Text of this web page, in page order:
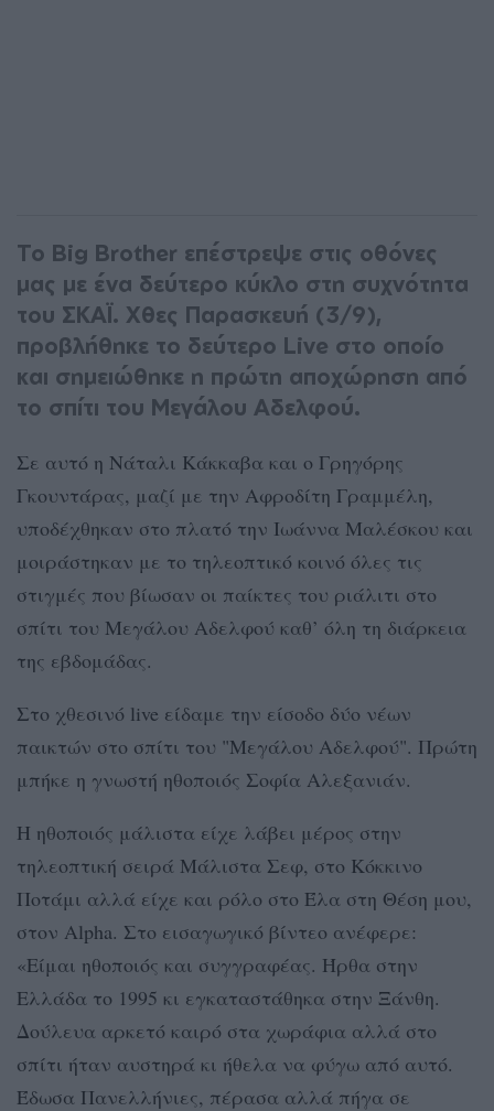
Το Big Brother επέστρεψε στις οθόνες
μας με ένα δεύτερο κύκλο στη συχνότητα
του ΣΚΑΪ. Xθες Παρασκευή (3/9),
προβλήθηκε το δεύτερο Live στο οποίο
και σημειώθηκε η πρώτη αποχώρηση από
το σπίτι του Μεγάλου Αδελφού.
Σε αυτό η Νάταλι Κάκκαβα και ο Γρηγόρης
Γκουντάρας, μαζί με την Αφροδίτη Γραμμέλη,
υποδέχθηκαν στο πλατό την Ιωάννα Μαλέσκου και
μοιράστηκαν με το τηλεοπτικό κοινό όλες τις
στιγμές που βίωσαν οι παίκτες του ριάλιτι στο
σπίτι του Μεγάλου Αδελφού καθ’ όλη τη διάρκεια
της εβδομάδας.
Στο χθεσινό live είδαμε την είσοδο δύο νέων
παικτών στο σπίτι του "Μεγάλου Αδελφού". Πρώτη
μπήκε η γνωστή ηθοποιός Σοφία Αλεξανιάν.
Η ηθοποιός μάλιστα είχε λάβει μέρος στην
τηλεοπτική σειρά Μάλιστα Σεφ, στο Κόκκινο
Ποτάμι αλλά είχε και ρόλο στο Έλα στη Θέση μου,
στον Alpha. Στο εισαγωγικό βίντεο ανέφερε:
«Είμαι ηθοποιός και συγγραφέας. Ήρθα στην
Ελλάδα το 1995 κι εγκαταστάθηκα στην Ξάνθη.
Δούλευα αρκετό καιρό στα χωράφια αλλά στο
σπίτι ήταν αυστηρά κι ήθελα να φύγω από αυτό.
Έδωσα Πανελλήνιες, πέρασα αλλά πήγα σε